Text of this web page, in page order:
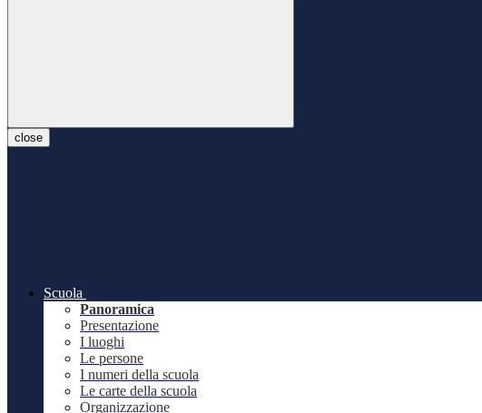
close
Scuola
Panoramica
Presentazione
I luoghi
Le persone
I numeri della scuola
Le carte della scuola
Organizzazione